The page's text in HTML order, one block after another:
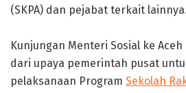
(SKPA) dan pejabat terkait lainnya.
‎Kunjungan Menteri Sosial ke
dari upaya pemerintah pusat
pelaksanaan Program Sekolah